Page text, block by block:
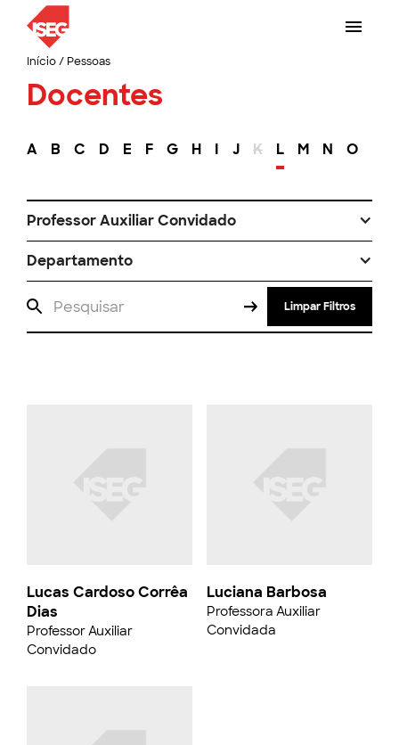
Início/ Pessoas
Docentes
A B C D E F G H I J K L M N O
Professor Auxiliar Convidado
Departamento
Limpar Filtros
Lucas Cardoso Corrêa
Dias
Professor Auxiliar
Convidado
Luciana Barbosa
Professora Auxiliar
Convidada